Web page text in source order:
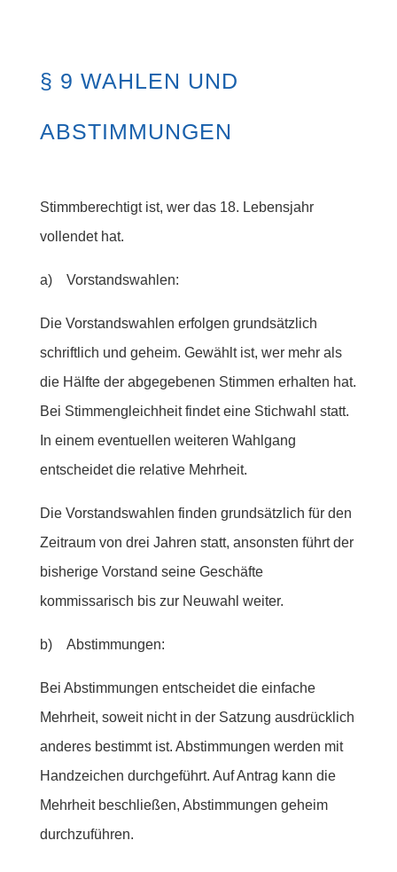
§ 9 WAHLEN UND
ABSTIMMUNGEN
Stimmberechtigt ist, wer das 18. Lebensjahr
vollendet hat.
a) Vorstandswahlen:
Die Vorstandswahlen erfolgen grundsätzlich
schriftlich und geheim. Gewählt ist, wer mehr als
die Hälfte der abgegebenen Stimmen erhalten hat.
Bei Stimmengleichheit findet eine Stichwahl statt.
In einem eventuellen weiteren Wahlgang
entscheidet die relative Mehrheit.
Die Vorstandswahlen finden grundsätzlich für den
Zeitraum von drei Jahren statt, ansonsten führt der
bisherige Vorstand seine Geschäfte
kommissarisch bis zur Neuwahl weiter.
b) Abstimmungen:
Bei Abstimmungen entscheidet die einfache
Mehrheit, soweit nicht in der Satzung ausdrücklich
anderes bestimmt ist. Abstimmungen werden mit
Handzeichen durchgeführt. Auf Antrag kann die
Mehrheit beschließen, Abstimmungen geheim
durchzuführen.